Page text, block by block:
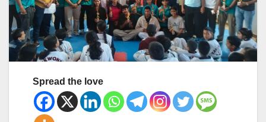
Spread the love